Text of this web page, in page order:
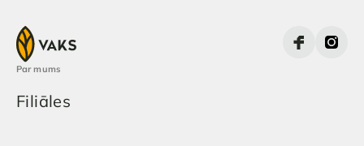
Par mums
Filiāles